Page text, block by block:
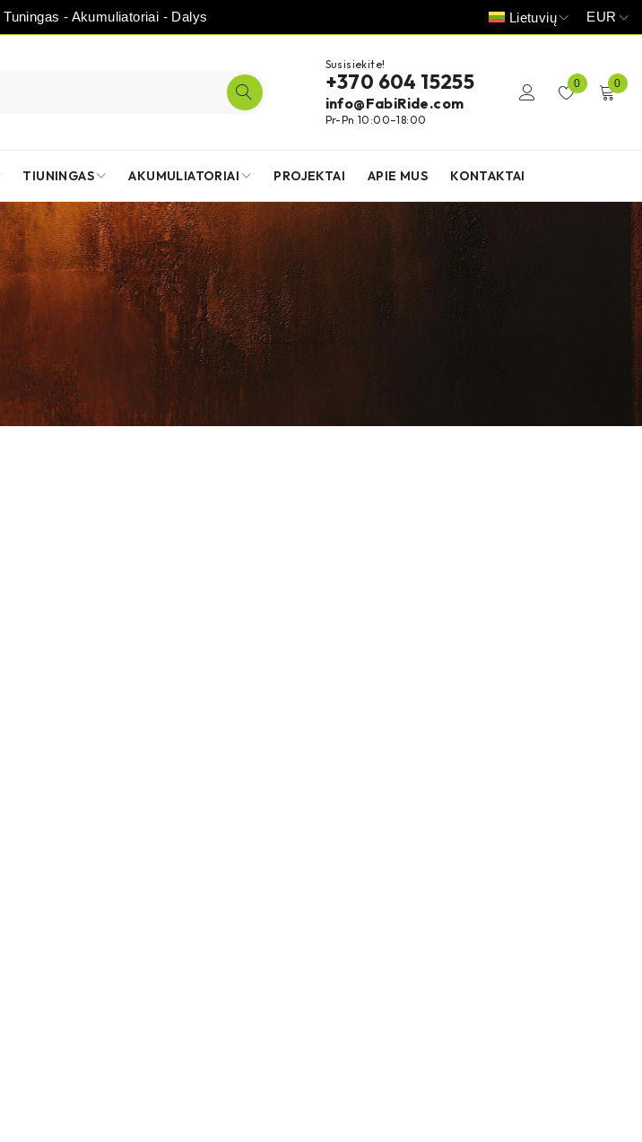
Tuningas - Akumuliatoriai - Dalys Lietuvių EUR
Susisiekite!
+370 604 15255
info@FabiRide.com
Pr-Pn 10:00–18:00
0 0
TIUNINGAS AKUMULIATORIAI PROJEKTAI APIE MUS KONTAKTAI